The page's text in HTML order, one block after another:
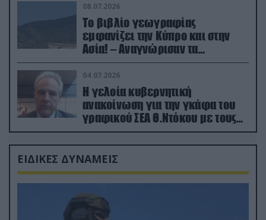
08.07.2026
Το βιβλίο γεωγραφίας
εμφανίζει την Κύπρο και στην
Ασία! – Αναγνώρισαν τα
κατεχόμενα; (φωτο)
04.07.2026
Η γελοία κυβερνητική
ανακοίνωση για την γκάφα του
γραφικού ΣΕΑ Θ.Ντόκου με τους
Ρώσους φαρσέρ
ΕΙΔΙΚΕΣ ΔΥΝΑΜΕΙΣ